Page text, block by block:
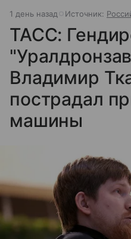
1 день назад Источник:
ТАСС:
Владимир
пострадал
машины